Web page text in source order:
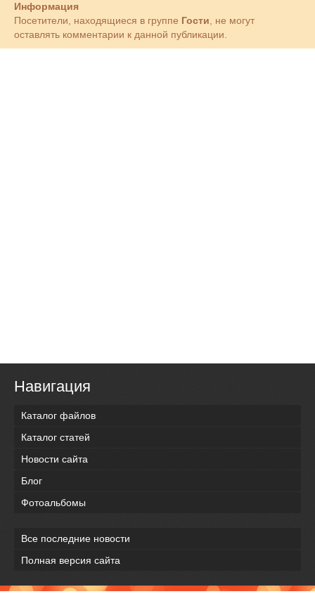
Информация
Посетители, находящиеся в группе Гости, не могут
оставлять комментарии к данной публикации.
Навигация
Каталог файлов
Каталог статей
Новости сайта
Блог
Фотоальбомы
Все последние новости
Полная версия сайта